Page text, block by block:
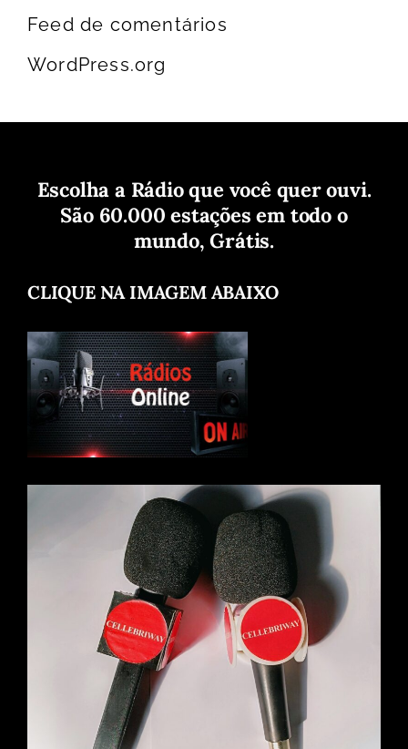
Feed de comentários
WordPress.org
Escolha a Rádio que você quer ouvi.
São 60.000 estações em todo o
mundo, Grátis.
CLIQUE NA IMAGEM ABAIXO